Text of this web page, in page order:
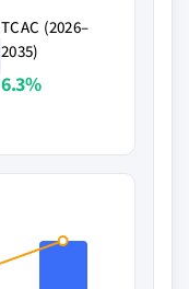
TCAC (2026–
2035)
6.3%